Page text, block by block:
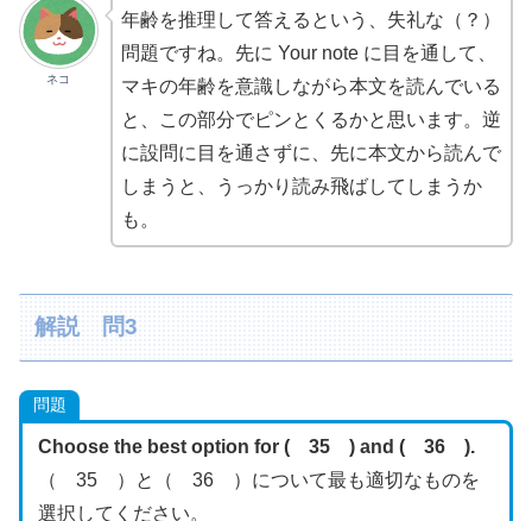
ネコ
年齢を推理して答えるという、失礼な（？）
問題ですね。先に Your note に目を通して、
マキの年齢を意識しながら本文を読んでいる
と、この部分でピンとくるかと思います。逆
に設問に目を通さずに、先に本文から読んで
しまうと、うっかり読み飛ばしてしまうか
も。
解説 問3
問題
Choose the best option for ( 35 ) and ( 36 ).
（ 35 ）と（ 36 ）について最も適切なものを
選択してください。